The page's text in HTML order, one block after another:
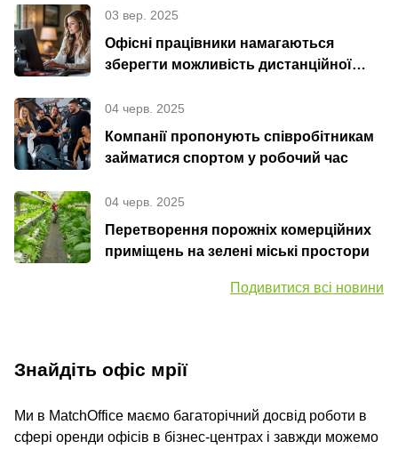
03 вер. 2025
Офісні працівники намагаються
зберегти можливість дистанційної
04 черв. 2025
Компанії пропонують співробітникам
займатися спортом у робочий час
04 черв. 2025
Перетворення порожніх комерційних
приміщень на зелені міські простори
Подивитися всі новини
Знайдіть офіс мрії
Ми в MatchOffice маємо багаторічний досвід роботи в
сфері оренди офісів в бізнес-центрах і завжди можемо